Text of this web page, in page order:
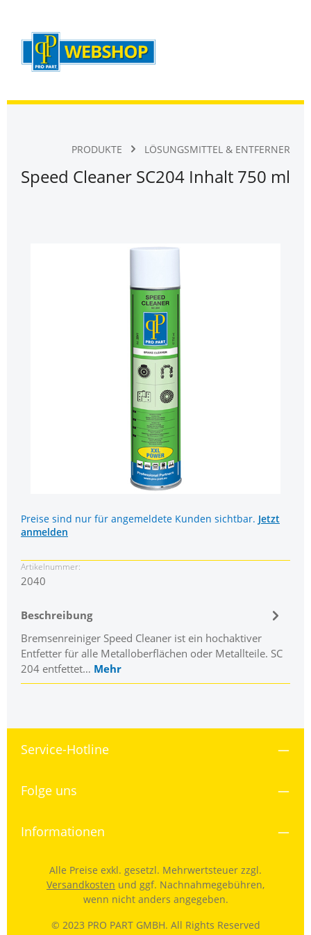
PRODUKTE LÖSUNGSMITTEL & ENTFERNER
Speed Cleaner SC204 Inhalt 750 ml
Bildergalerie überspringen
Preise sind nur für angemeldete Kunden sichtbar. Jetzt
anmelden
Artikelnummer:
2040
Beschreibung
Bremsenreiniger Speed Cleaner ist ein hochaktiver
Entfetter für alle Metalloberflächen oder Metallteile. SC
204 entfettet… Mehr
Service-Hotline
Folge uns
Informationen
© 2023 PRO PART GMBH. All Rights Reserved
Alle Preise exkl. gesetzl. Mehrwertsteuer zzgl.
Versandkosten und ggf. Nachnahmegebühren,
wenn nicht anders angegeben.